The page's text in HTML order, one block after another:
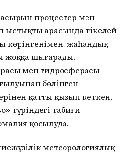
процестер мен
ыстықтың арасында тікелей
көрінгенімен, жаһандық
жоққа шығарады.
мен гидросферасы
бөлінген
қатты қызып кеткен.
түріндегі табиғи
қосылуда.
метеорологиялық